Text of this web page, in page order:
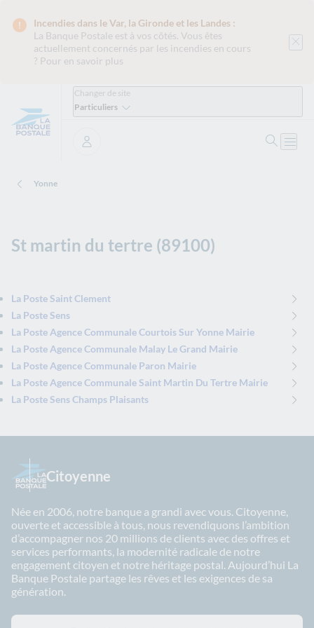
Incendies dans le Var, la Gironde et les Landes :
La Banque Postale est à vos côtés. Vous êtes
actuellement concernés par les incendies en cours
? Pour en savoir plus
Changer de site
Particuliers
Se connecter
Yonne
St martin du tertre (89100)
La Poste Saint Clement
La Poste Sens
La Poste Agence Communale Courtois Sur Yonne Mairie
La Poste Agence Communale Malay Le Grand Mairie
La Poste Agence Communale Paron Mairie
La Poste Agence Communale Saint Martin Du Tertre Mairie
La Poste Sens Champs Plaisants
Citoyenne
Née en 2006, notre banque a grandi avec vous. Citoyenne,
ouverte et accessible à tous, nous revendiquons l’ambition
d’accompagner nos 20 millions de clients avec des offres et
services performants, la modernité radicale de notre
engagement citoyen et notre héritage postal. Aujourd’hui La
Banque Postale partage les rêves et les exigences de sa
génération.